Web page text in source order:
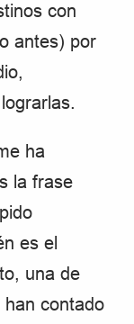
con
antes) por
ha
la frase
es el
una de
contado